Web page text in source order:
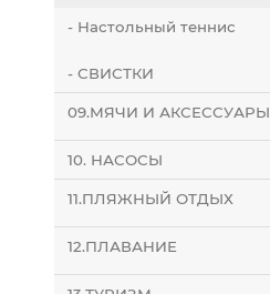
- Настольный теннис
- СВИСТКИ
09.МЯЧИ И АКСЕССУАРЫ
10. НАСОСЫ
11.ПЛЯЖНЫЙ ОТДЫХ
12.ПЛАВАНИЕ